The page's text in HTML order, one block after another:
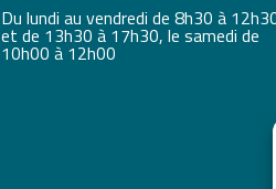
Du lundi au vendredi de 8h30 à
et de 13h30 à 17h30, le samedi de
10h00 à 12h00